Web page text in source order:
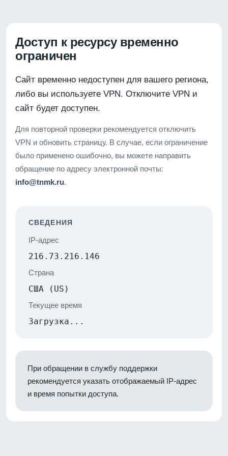
Доступ к ресурсу временно
ограничен
Сайт временно недоступен для вашего региона,
либо вы используете VPN. Отключите VPN и
сайт будет доступен.
Для повторной проверки рекомендуется отключить
VPN и обновить страницу. В случае, если ограничение
было применено ошибочно, вы можете направить
обращение по адресу электронной почты:
info@tnmk.ru.
СВЕДЕНИЯ
IP-адрес
216.73.216.146
Страна
США (US)
Текущее время
Загрузка...
При обращении в службу поддержки
рекомендуется указать отображаемый IP-адрес
и время попытки доступа.